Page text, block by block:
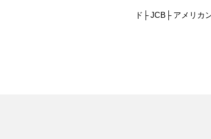
ド├ JCB├ アメリカ